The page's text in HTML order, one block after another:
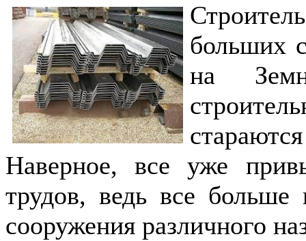
больших
на
Наверное, все уже
трудов, ведь все
сооружения различного